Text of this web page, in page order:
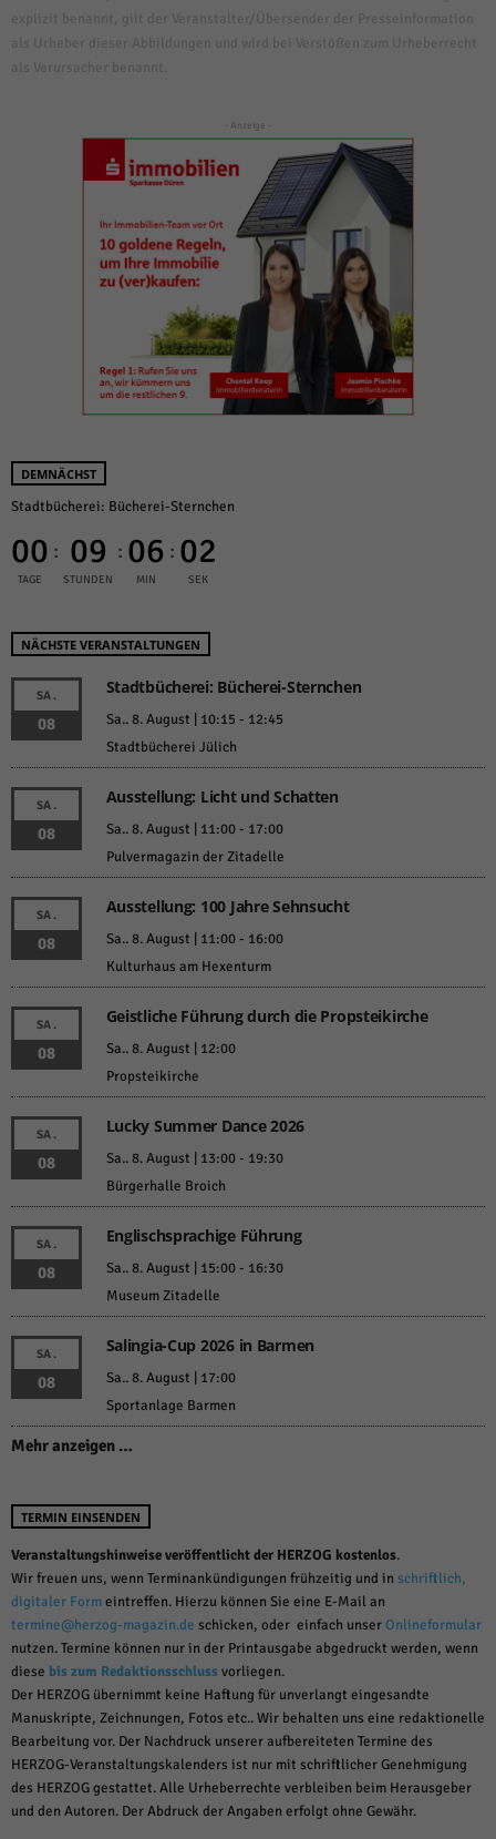
- Anzeige -
DEMNÄCHST
Stadtbücherei: Bücherei-Sternchen
00
TAGE
: 09
STUNDEN
: 06
MIN
: 02
SEK
NÄCHSTE VERANSTALTUNGEN
SA.
08
Stadtbücherei: Bücherei-Sternchen
Sa.. 8. August | 10:15 - 12:45
Stadtbücherei Jülich
SA.
08
Ausstellung: Licht und Schatten
Sa.. 8. August | 11:00- 17:00
Pulvermagazin der Zitadelle
SA.
08
Ausstellung: 100 Jahre Sehnsucht
Sa.. 8. August | 11:00- 16:00
Kulturhaus am Hexenturm
SA.
08
Geistliche Führung durch die Propsteikirche
Sa.. 8. August | 12:00
Propsteikirche
SA.
08
Lucky Summer Dance 2026
Sa.. 8. August | 13:00- 19:30
Bürgerhalle Broich
SA.
08
Englischsprachige Führung
Sa.. 8. August | 15:00- 16:30
Museum Zitadelle
SA.
08
Salingia-Cup 2026 in Barmen
Sa.. 8. August | 17:00
Sportanlage Barmen
Mehr anzeigen …
TERMIN EINSENDEN
Veranstaltungshinweise veröffentlicht der HERZOG kostenlos.
Wir freuen uns, wenn Terminankündigungen frühzeitig und in schriftlich,
digitaler Formeintreffen. Hierzu können Sie eine E-Mail an
termine@herzog-magazin.de schicken, oder einfach unserOnlineformular
nutzen. Termine können nur in der Printausgabe abgedruckt werden, wenn
diese bis zum Redaktionsschlussvorliegen.
Der HERZOG übernimmt keine Haftung für unverlangt eingesandte
Manuskripte, Zeichnungen, Fotos etc.. Wir behalten uns eine redaktionelle
Bearbeitung vor. Der Nachdruck unserer aufbereiteten Termine des
HERZOG-Veranstaltungskalenders ist nur mit schriftlicher Genehmigung
des HERZOG gestattet. Alle Urheberrechte verbleiben beim Herausgeber
und den Autoren. Der Abdruck der Angaben erfolgt ohne Gewähr.